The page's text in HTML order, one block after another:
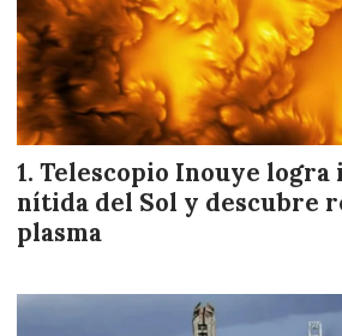
Telescopio Inouye logra
nítida del Sol y descubre
plasma